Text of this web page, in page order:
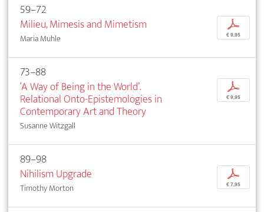
59–72
Milieu, Mimesis and Mimetism
Maria Muhle
p
€ 9,95
73–88
‘A Way of Being in the World’.
Relational Onto-Epistemologies in
Contemporary Art and Theory
Susanne Witzgall
p
€ 9,95
89–98
Nihilism Upgrade
Timothy Morton
p
€ 7,95